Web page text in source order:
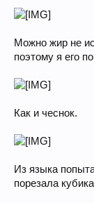
Можно жир не
поэтому я его
Как и чеснок.
Из языка
порезала